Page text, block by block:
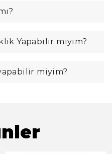
Yapabilir miyim?
miyim?